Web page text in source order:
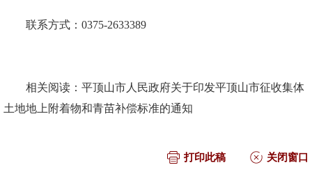
联系方式： 0375-2633389
相关阅读： 平顶山市人民政府关于印发平顶山市征收集体
土地地上附着物和青苗补偿标准的通知
打印此稿 关闭窗口